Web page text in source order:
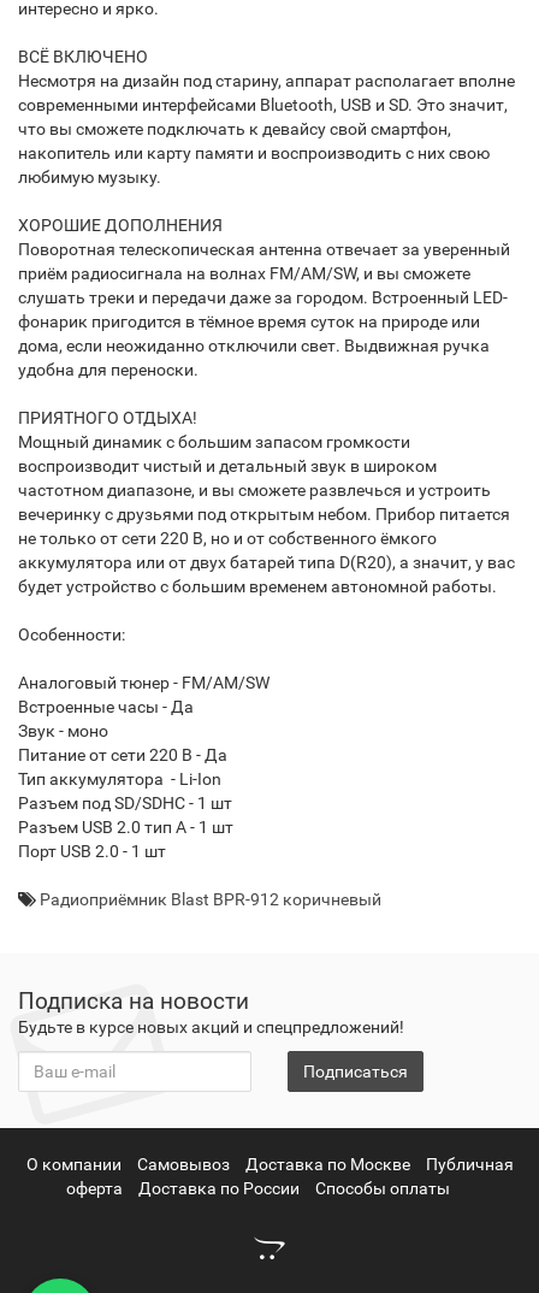
интересно и ярко.
ВСЁ ВКЛЮЧЕНО
Несмотря на дизайн под старину, аппарат располагает вполне
современными интерфейсами Bluetooth, USB и SD. Это значит,
что вы сможете подключать к девайсу свой смартфон,
накопитель или карту памяти и воспроизводить с них свою
любимую музыку.
ХОРОШИЕ ДОПОЛНЕНИЯ
Поворотная телескопическая антенна отвечает за уверенный
приём радиосигнала на волнах FM/AM/SW, и вы сможете
слушать треки и передачи даже за городом. Встроенный LED-
фонарик пригодится в тёмное время суток на природе или
дома, если неожиданно отключили свет. Выдвижная ручка
удобна для переноски.
ПРИЯТНОГО ОТДЫХА!
Мощный динамик с большим запасом громкости
воспроизводит чистый и детальный звук в широком
частотном диапазоне, и вы сможете развлечься и устроить
вечеринку с друзьями под открытым небом. Прибор питается
не только от сети 220 В, но и от собственного ёмкого
аккумулятора или от двух батарей типа D(R20), а значит, у вас
будет устройство с большим временем автономной работы.
Особенности:
Аналоговый тюнер - FM/AM/SW
Встроенные часы - Да
Звук - моно
Питание от сети 220 В - Да
Тип аккумулятора - Li-Ion
Разъем под SD/SDHC - 1 шт
Разъем USB 2.0 тип A - 1 шт
Порт USB 2.0 - 1 шт
Радиоприёмник Blast BPR-912 коричневый
Подписка на новости
Будьте в курсе новых акций и спецпредложений!
Подписаться
О компании Самовывоз Доставка по Москве
Публичная
оферта
Доставка по России Способы оплаты